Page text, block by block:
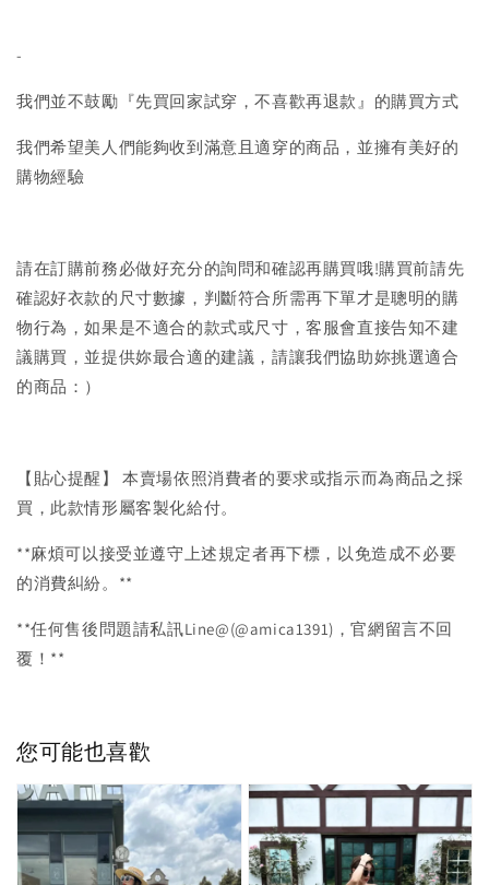
-
我們並不鼓勵『先買回家試穿，不喜歡再退款』的購買方式
我們希望美人們能夠收到滿意且適穿的商品，並擁有美好的
購物經驗
請在訂購前務必做好充分的詢問和確認再購買哦!購買前請先
確認好衣款的尺寸數據，判斷符合所需再下單才是聰明的購
物行為，如果是不適合的款式或尺寸，客服會直接告知不建
議購買，並提供妳最合適的建議，請讓我們協助妳挑選適合
的商品：）
【貼心提醒】 本賣場依照消費者的要求或指示而為商品之採
買，此款情形屬客製化給付。
**麻煩可以接受並遵守上述規定者再下標，以免造成不必要
的消費糾紛。**
**任何售後問題請私訊Line@(@amica1391)，官網留言不回
覆！**
您可能也喜歡